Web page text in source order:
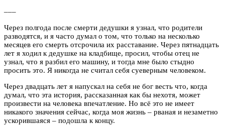
–––
Через полгода после смерти дедушки я узнал, что родители
разводятся, и я часто думал о том, что только на несколько
месяцев его смерть отсрочила их расставание. Через пятнадцать
лет я ходил к дедушке на кладбище, просил, чтобы отец не
узнал, что я разбил его машину, и тогда мне было стыдно
просить это. Я никогда не считал себя суеверным человеком.
Через двадцать лет я напускал на себя не бог весть что, когда
думал, что эта история, рассказанная как бы нехотя, может
произвести на человека впечатление. Но всё это не имеет
никакого значения сейчас, когда моя жизнь – рваная и незаметно
ускорившаяся – подошла к концу.